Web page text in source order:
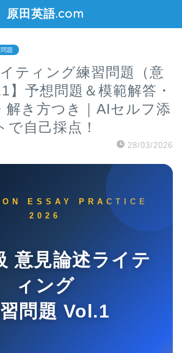
原田英語.com
題
イティング練習問題（意
】予想問題＆模範解答・
解き方つき｜AIセルフ添
自己採点！
28/03/2026
ESSAY PRACTICE
2026
意見論述ライテ
ィング
問題 Vol.1